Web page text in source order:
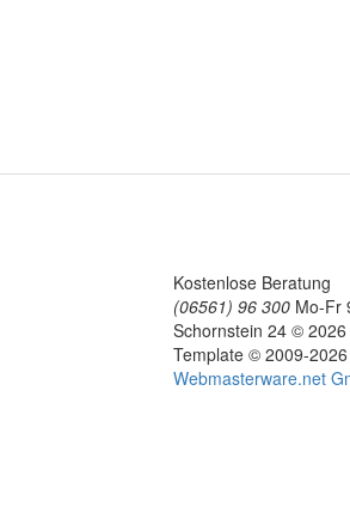
Kostenlose Beratung
(06561) 96 300 Mo-Fr
Schornstein 24 © 2026
Template © 2009-
Webmasterware.net